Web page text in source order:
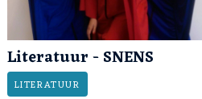
Literatuur - SNENS
LITERATUUR